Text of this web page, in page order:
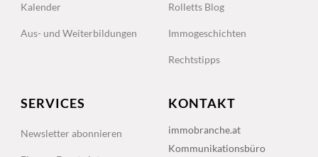
Kalender
Aus- und Weiterbildungen
Rolletts Blog
Immogeschichten
Rechtstipps
SERVICES
Newsletter abonnieren
KONTAKT
immobranche.at
Kommunikationsbüro